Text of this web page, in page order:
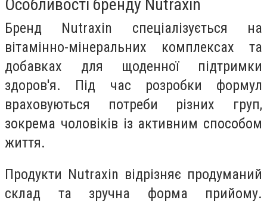
Особливості бренду Nutraxin
Бренд Nutraxin спеціалізується на
вітамінно-мінеральних комплексах та
добавках для щоденної підтримки
здоров'я. Під час розробки формул
враховуються потреби різних груп,
зокрема чоловіків із активним способом
життя.
Продукти Nutraxin відрізняє продуманий
склад та зручна форма прийому.